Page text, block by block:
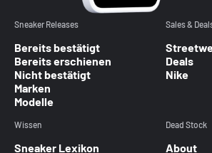
Sneaker Releases
Bereits bestätigt
Bereits erschienen
Nicht bestätigt
Marken
Modelle
Sales &
Deals
Nike
Wissen
Sneaker Lexikon
Dead Stock
About